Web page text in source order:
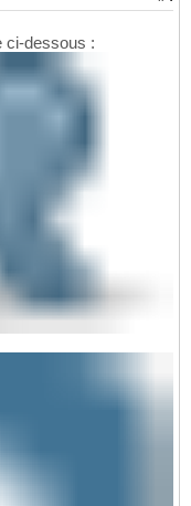
ci-dessous :